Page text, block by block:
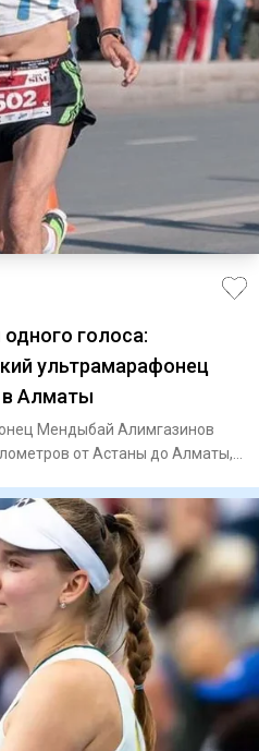
голоса:
ультрамарафонец
в Алматы
Мендыбай Алимгазинов
от Астаны до Алматы,